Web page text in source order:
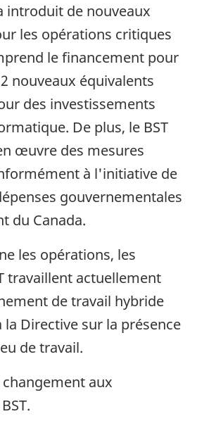
introduit de nouveaux
les opérations critiques
le financement pour
nouveaux équivalents
des investissements
De plus, le BST
œuvre des mesures
à l'initiative de
gouvernementales
du Canada.
les opérations, les
travaillent actuellement
de travail hybride
Directive sur la présence
de travail.
aux